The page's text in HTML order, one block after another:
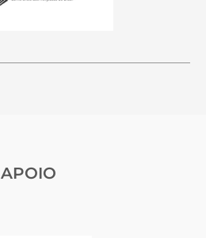
APOIO